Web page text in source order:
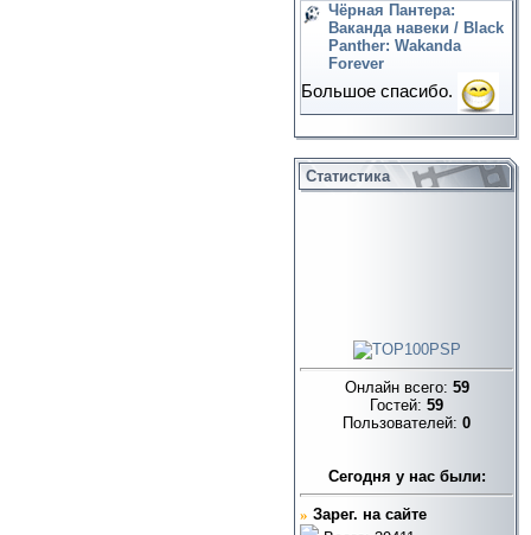
Чёрная Пантера:
Ваканда навеки / Black
Panther: Wakanda
Forever
Большое спасибо.
Статистика
Онлайн всего: 59
Гостей: 59
Пользователей: 0
Cегодня у нас были:
» Зарег. на сайте